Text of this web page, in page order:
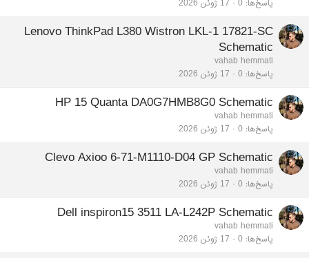
پاسخ‌ها 0 17 ژوئن 2026
Lenovo ThinkPad L380 Wistron LKL-1 17821-SC
Schematic
vahab hemmati
پاسخ‌ها 0 17 ژوئن 2026
HP 15 Quanta DA0G7HMB8G0 Schematic
vahab hemmati
پاسخ‌ها 0 17 ژوئن 2026
Clevo Axioo 6-71-M1110-D04 GP Schematic
vahab hemmati
پاسخ‌ها 0 17 ژوئن 2026
Dell inspiron15 3511 LA-L242P Schematic
vahab hemmati
پاسخ‌ها 0 17 ژوئن 2026